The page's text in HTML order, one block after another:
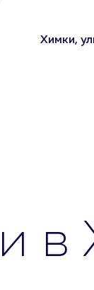
Химки,
в